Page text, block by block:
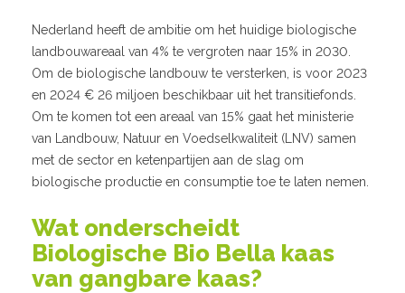
Nederland heeft de ambitie om het huidige biologische
landbouwareaal van 4% te vergroten naar 15% in 2030.
Om de biologische landbouw te versterken, is voor 2023
en 2024 € 26 miljoen beschikbaar uit het transitiefonds.
Om te komen tot een areaal van 15% gaat het mi­nisterie
van Landbouw, Natuur en Voedselkwaliteit (LNV) samen
met de sector en ketenpartijen aan de slag om
biologische productie en consumptie toe te laten nemen.
Wat onderscheidt
Biologische Bio Bella kaas
van gangbare kaas?